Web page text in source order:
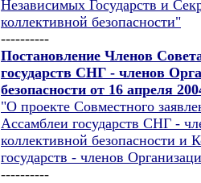
Независимых Государств и
коллективной безопасности"
----------
Постановление Членов
государств СНГ - членов
безопасности от 16 апреля
"О проекте Совместного
Ассамблеи государств СНГ -
коллективной безопасности и
государств - членов
----------